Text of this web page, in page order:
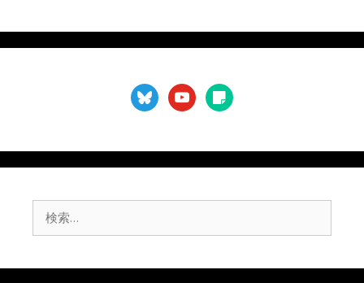
blueskyyoutubesticky-
note
索: